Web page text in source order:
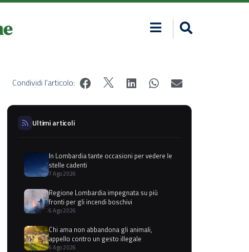
Condividi l'articolo:
Ultimi articoli
In Lombardia tante occasioni per vedere le
stelle cadenti
7 Ago 2026
Regione Lombardia impegnata su più
fronti per gli incendi boschivi
6 Ago 2026
Chi ama non abbandona gli animali,
appello contro un gesto illegale
6 Ago 2026